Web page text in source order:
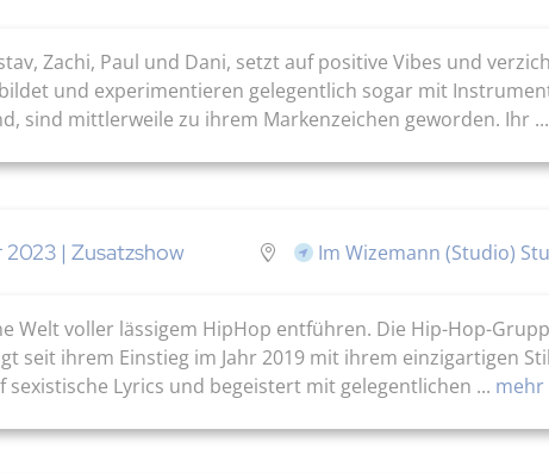
Zachi, Paul und Dani, setzt auf positive Vibes und
und experimentieren gelegentlich sogar mit
sind mittlerweile zu ihrem Markenzeichen geworden. Ihr ...
| Zusatzshow Im Wizemann (Studio)
Welt voller lässigem HipHop entführen. Die Hip-Hop-
seit ihrem Einstieg im Jahr 2019 mit ihrem einzigartigen
Lyrics und begeistert mit gelegentlichen ... mehr